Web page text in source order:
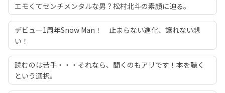
エモくてセンチメンタルな男？松村北斗の素顔に迫る。
デビュー1周年Snow Man！ 止まらない進化、譲れない想
い！
読むのは苦手・・・それなら、聞くのもアリです！本を聴く
という選択。